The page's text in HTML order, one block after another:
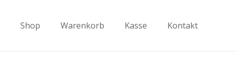
Shop Warenkorb Kasse Kontakt